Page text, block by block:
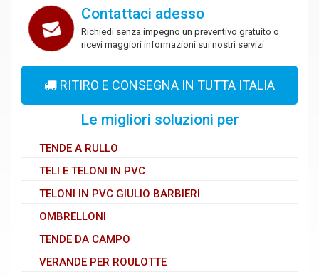
Contattaci adesso
Richiedi senza impegno un preventivo gratuito o
ricevi maggiori informazioni sui nostri servizi
RITIRO E CONSEGNA IN TUTTA ITALIA
Le migliori soluzioni per
TENDE A RULLO
TELI E TELONI IN PVC
TELONI IN PVC GIULIO BARBIERI
OMBRELLONI
TENDE DA CAMPO
VERANDE PER ROULOTTE